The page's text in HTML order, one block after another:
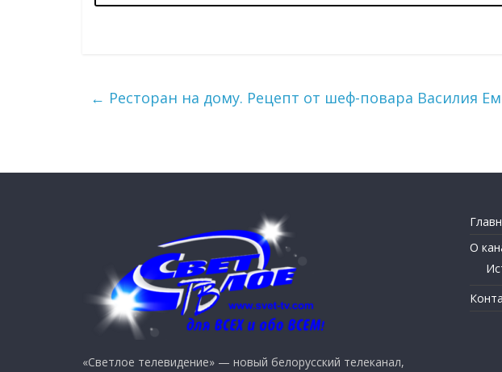
← Ресторан на дому. Рецепт от шеф-повара Василия
«Светлое телевидение» — новый белорусский телеканал,
О